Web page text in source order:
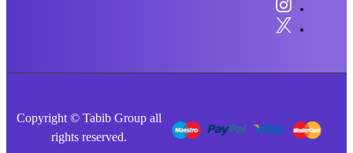
Copyright © Tabib Group all
rights reserved.